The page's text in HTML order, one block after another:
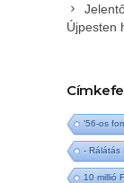
Újpesten
'56-os
- Rálátás
10 millió